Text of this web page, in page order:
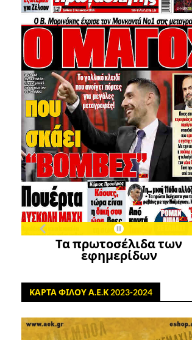
Τα πρωτοσέλιδα των
εφημερίδων
ΚΑΡΤΑ ΦΙΛΟΥ Α.Ε.Κ 2023-2024